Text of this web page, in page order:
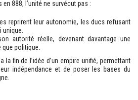
888, l’unité ne survécut pas :
reprirent leur autonomie, les ducs refusant
autorité réelle, devenant davantage une
politique.
la fin de l’idée d’un empire unifié, permettant
indépendance et de poser les bases du